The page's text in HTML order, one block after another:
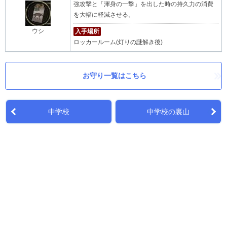
ウシ
強攻撃と「渾身の一撃」を出した時の持久力の消費
を大幅に軽減させる。
入手場所
ロッカールーム(灯りの謎解き後)
お守り一覧はこちら
中学校 中学校の裏山